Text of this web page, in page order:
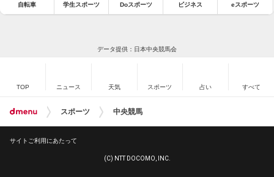
自転車 学生スポーツ Doスポーツ ビジネス eスポーツ
データ提供：日本中央競馬会
TOP ニュース 天気 スポーツ 占い すべて
スポーツ 中央競馬
サイトご利用にあたって
(C) NTT DOCOMO, INC.